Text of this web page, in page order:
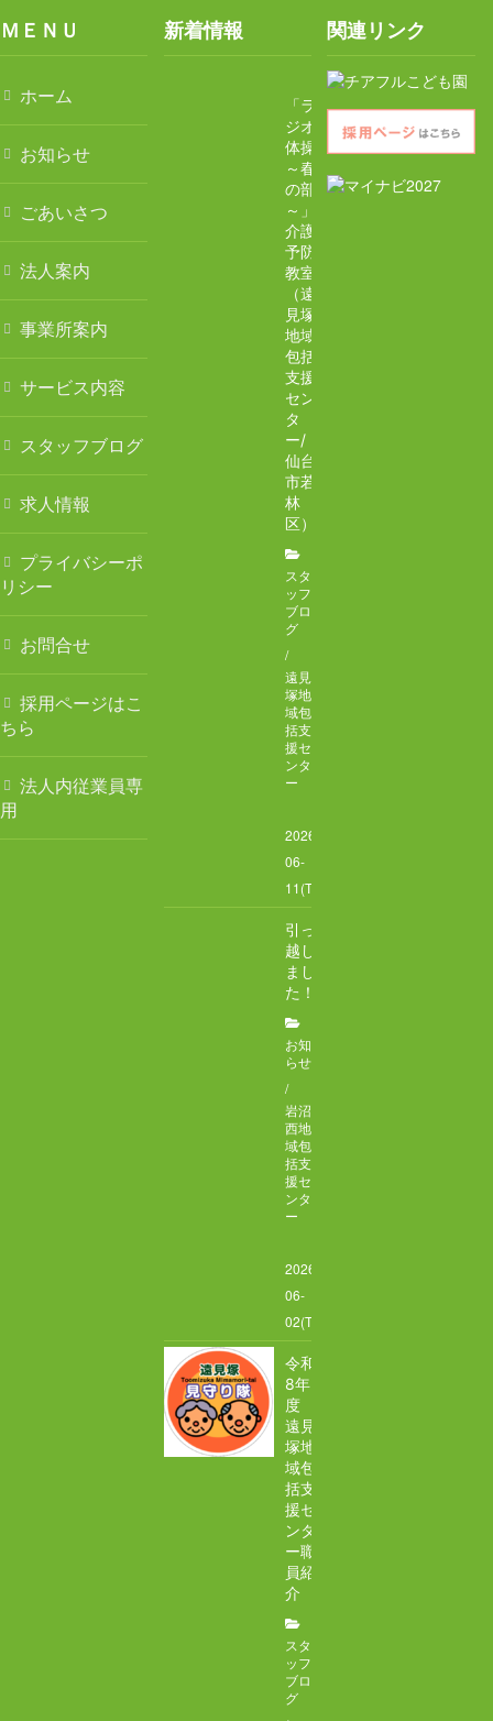
ＭＥＮＵ
ホーム
お知らせ
ごあいさつ
法人案内
事業所案内
サービス内容
スタッフブログ
求人情報
プライバシーポ
リシー
お問合せ
採用ページはこ
ちら
法人内従業員専
用
新着情報
「ラ
ジオ
体操
～春
の部
～」
介護
予防
教室
（遠
見塚
地域
包括
支援
セン
タ
ー/
仙台
市若
林
区）
スタ
ッフ
ブロ
グ
/
遠見
塚地
域包
括支
援セ
ンタ
ー
2026-
06-
11(Thu)
引っ
越し
まし
た！
お知
らせ
/
岩沼
西地
域包
括支
援セ
ンタ
ー
2026-
06-
02(Tue)
令和
8年
度
遠見
塚地
域包
括支
援セ
ンタ
ー職
員紹
介
スタ
ッフ
ブロ
グ
関連リンク
ホーム
ごあいさつ
法人案内
特別養護老人ホーム チアフル遠見塚
遠見塚デイサービスセンター
遠見塚居宅介護支援センター
遠見塚地域包括支援センター
地域密着型特別養護老人ホームチアフル古城
特別養護老人ホーム チアフル岩沼
ケアハウス チアフル岩沼
地域密着型特別養護老人ホームチアフル三色吉
特別養護老人ホーム チアフル遠見塚
遠見塚デイサービスセンター
地域密着型特別養護老人ホームチアフル古城
特別養護老人ホームチアフル岩沼
岩沼市デイサービスセンターたけくま